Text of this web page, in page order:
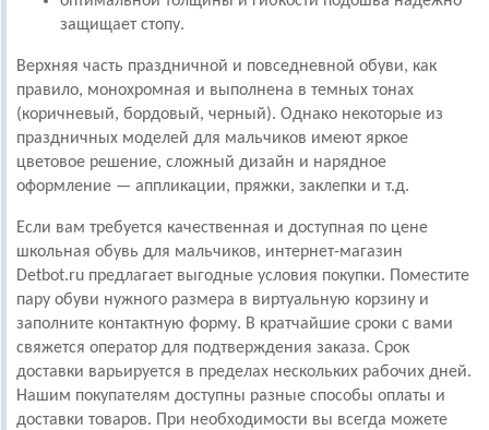
защищает стопу.
Верхняя часть праздничной и повседневной обуви, как
правило, монохромная и выполнена в темных тонах
(коричневый, бордовый, черный). Однако некоторые из
праздничных моделей для мальчиков имеют яркое
цветовое решение, сложный дизайн и нарядное
оформление — аппликации, пряжки, заклепки и т.д.
Если вам требуется качественная и доступная по цене
школьная обувь для мальчиков, интернет-магазин
Detbot.ru предлагает выгодные условия покупки. Поместите
пару обуви нужного размера в виртуальную корзину и
заполните контактную форму. В кратчайшие сроки с вами
свяжется оператор для подтверждения заказа. Срок
доставки варьируется в пределах нескольких рабочих дней.
Нашим покупателям доступны разные способы оплаты и
доставки товаров. При необходимости вы всегда можете